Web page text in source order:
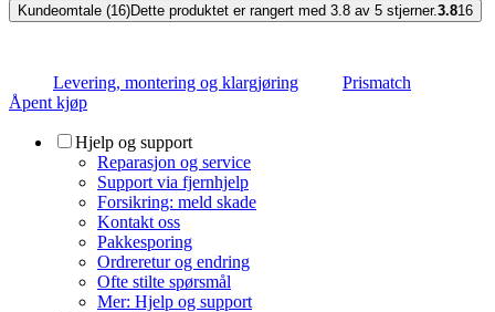
Kundeomtale (16)Dette produktet er rangert med 3.8 av 5 stjerner.3.816
Levering, montering og klargjøring
Prismatch
Åpent kjøp
Hjelp og support
Reparasjon og service
Support via fjernhjelp
Forsikring: meld skade
Kontakt oss
Pakkesporing
Ordreretur og endring
Ofte stilte spørsmål
Mer: Hjelp og support